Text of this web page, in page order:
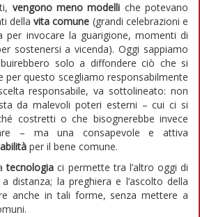
vengono meno modelli che potevano
dellavita comune (grandi celebrazioni e
per invocare la guarigione, momenti di
sostenersi a vicenda). Oggi sappiamo
solo a diffondere ciò che si
per questo scegliamo responsabilmente
responsabile, va sottolineato: non
da malevoli poteri esterni – cui ci si
costretti o che bisognerebbe invece
– ma una consapevole e attiva
per il bene comune.
tecnologia ci permette tra l’altro oggi di
distanza; la preghiera e l’ascolto della
anche in tali forme, senza mettere a